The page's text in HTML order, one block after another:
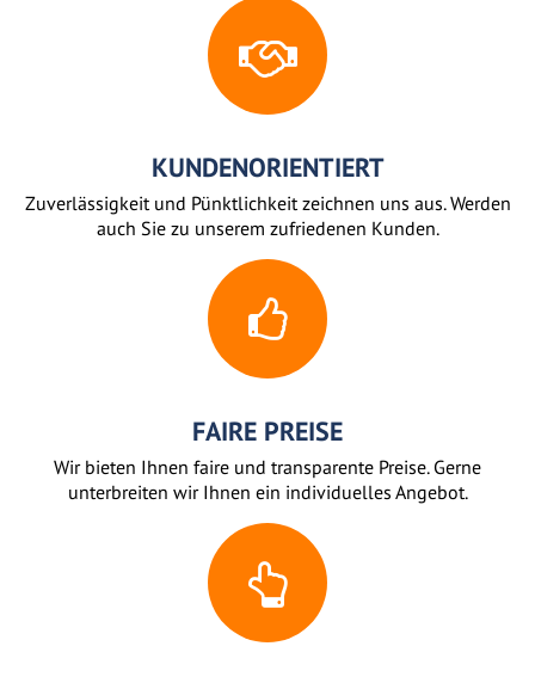
KUNDENORIENTIERT
Zuverlässigkeit und Pünktlichkeit zeichnen uns aus. Werden
auch Sie zu unserem zufriedenen Kunden.
FAIRE PREISE
Wir bieten Ihnen faire und transparente Preise. Gerne
unterbreiten wir Ihnen ein individuelles Angebot.